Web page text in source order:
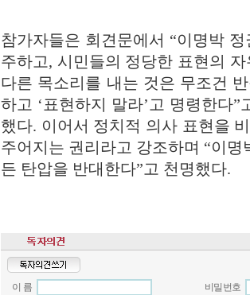
참가자들은 회견문에서 “이명박
주하고, 시민들의 정당한 표현의
다른 목소리를 내는 것은 무조건
하고 ‘표현하지 말라’고 명령한다
했다. 이어서 정치적 의사 표현을
주어지는 권리라고 강조하며 “이
든 탄압을 반대한다”고 천명했다.
이 름
비밀번호